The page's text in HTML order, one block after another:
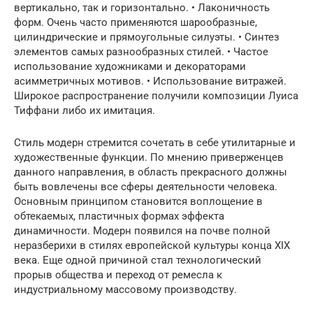
вертикально, так и горизонтально. • Лаконичность
форм. Очень часто применяются шарообразные,
цилиндрические и прямоугольные силуэты. • Синтез
элементов самых разнообразных стилей. • Частое
использование художниками и декораторами
асимметричных мотивов. • Использование витражей.
Широкое распространение получили композиции Луиса
Тиффани либо их имитация.
Стиль модерн стремится сочетать в себе утилитарные и
художественные функции. По мнению приверженцев
данного направления, в область прекрасного должны
быть вовлечены все сферы деятельности человека.
Основным принципом становится воплощение в
обтекаемых, пластичных формах эффекта
динамичности. Модерн появился на почве полной
неразберихи в стилях европейской культуры конца XIX
века. Еще одной причиной стал технологический
прорыв общества и переход от ремесла к
индустриальному массовому производству.